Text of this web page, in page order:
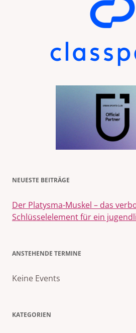
NEUESTE BEITRÄGE
Der Platysma-Muskel – das
Schlüsselelement für ein
ANSTEHENDE TERMINE
Keine Events
KATEGORIEN